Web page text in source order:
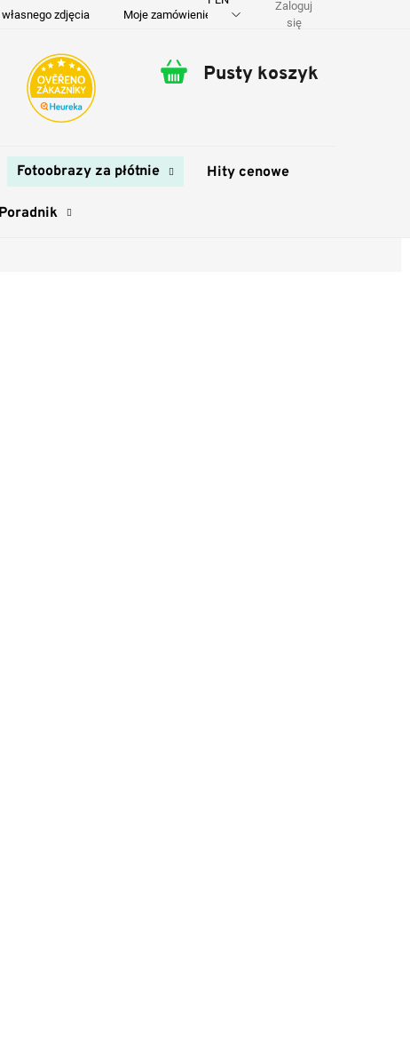
zdjęcia Moje zamówienie Dostawa i płatność
Zaloguj
się
Koszyk
Pusty koszyk
Fotoobrazy za płótnie Hity cenowe
Poradnik